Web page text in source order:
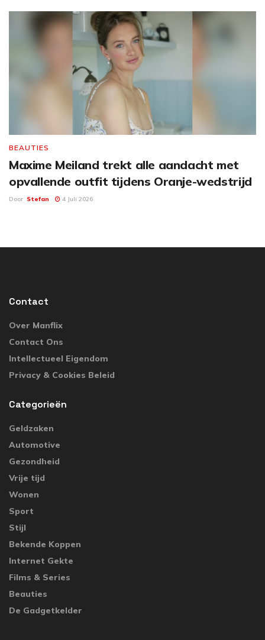
BEAUTIES
Maxime Meiland trekt alle aandacht met
opvallende outfit tijdens Oranje-wedstrijd
Door Stefan 4 Juli 2026
Contact
Over Manflix
Contact Ons
Intellectueel Eigendom
Privacy & Cookies Beleid
Categorieën
Geldzaken
Automotive
Gezondheid
Vrije tijd
Wonen
Sport
Stijl
Bekende Koppen
Internet Gekte
Films & Series
Beauties
De Gadgetkelder